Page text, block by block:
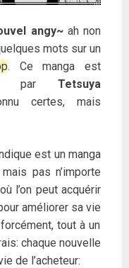
angy~ah non
mots sur un
. Ce manga est
par Tetsuya
certes, mais
est un manga
pas n’importe
l’on peut acquérir
améliorer sa vie
tout à un
chaque nouvelle
de l’acheteur: